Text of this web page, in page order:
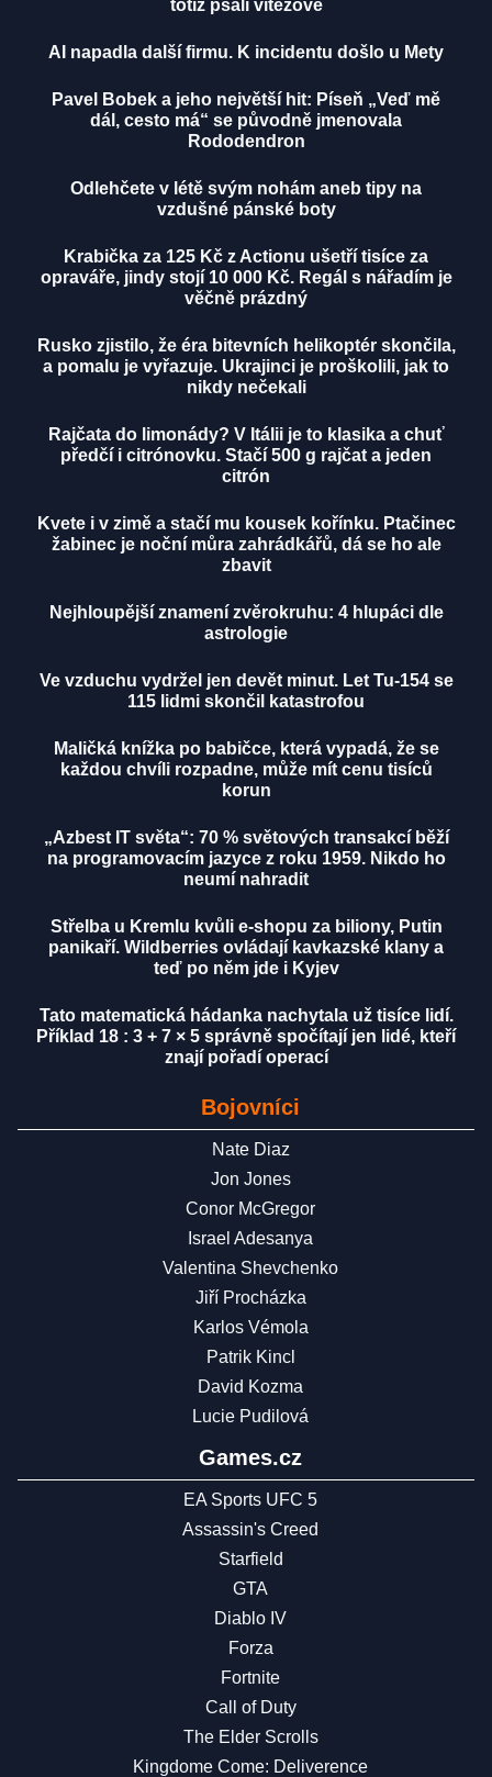
totiž psali vítězové
AI napadla další firmu. K incidentu došlo u Mety
Pavel Bobek a jeho největší hit: Píseň „Veď mě
dál, cesto má“ se původně jmenovala
Rododendron
Odlehčete v létě svým nohám aneb tipy na
vzdušné pánské boty
Krabička za 125 Kč z Actionu ušetří tisíce za
opraváře, jindy stojí 10 000 Kč. Regál s nářadím je
věčně prázdný
Rusko zjistilo, že éra bitevních helikoptér skončila,
a pomalu je vyřazuje. Ukrajinci je proškolili, jak to
nikdy nečekali
Rajčata do limonády? V Itálii je to klasika a chuť
předčí i citrónovku. Stačí 500 g rajčat a jeden
citrón
Kvete i v zimě a stačí mu kousek kořínku. Ptačinec
žabinec je noční můra zahrádkářů, dá se ho ale
zbavit
Nejhloupější znamení zvěrokruhu: 4 hlupáci dle
astrologie
Ve vzduchu vydržel jen devět minut. Let Tu-154 se
115 lidmi skončil katastrofou
Maličká knížka po babičce, která vypadá, že se
každou chvíli rozpadne, může mít cenu tisíců
korun
„Azbest IT světa“: 70 % světových transakcí běží
na programovacím jazyce z roku 1959. Nikdo ho
neumí nahradit
Střelba u Kremlu kvůli e-shopu za biliony, Putin
panikaří. Wildberries ovládají kavkazské klany a
teď po něm jde i Kyjev
Tato matematická hádanka nachytala už tisíce lidí.
Příklad 18 : 3 + 7 × 5 správně spočítají jen lidé, kteří
znají pořadí operací
Bojovníci
Nate Diaz
Jon Jones
Conor McGregor
Israel Adesanya
Valentina Shevchenko
Jiří Procházka
Karlos Vémola
Patrik Kincl
David Kozma
Lucie Pudilová
Games.cz
EA Sports UFC 5
Assassin's Creed
Starfield
GTA
Diablo IV
Forza
Fortnite
Call of Duty
The Elder Scrolls
Kingdome Come: Deliverence